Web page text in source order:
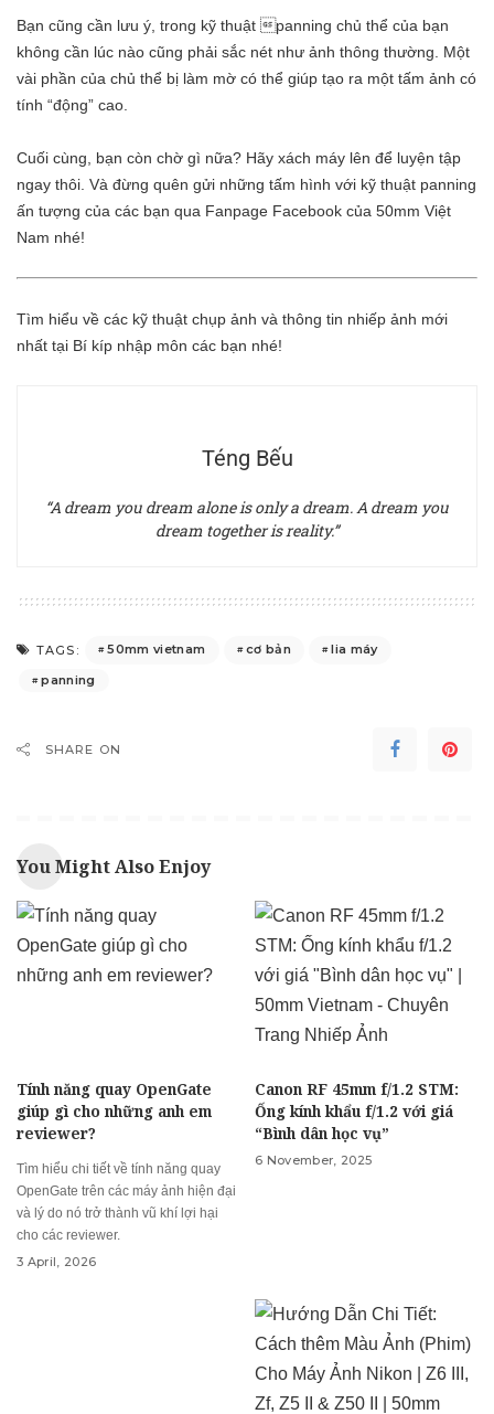
Bạn cũng cần lưu ý, trong kỹ thuật panning chủ thể của bạn
không cần lúc nào cũng phải sắc nét như ảnh thông thường. Một
vài phần của chủ thể bị làm mờ có thể giúp tạo ra một tấm ảnh có
tính “động” cao.
Cuối cùng, bạn còn chờ gì nữa? Hãy xách máy lên để luyện tập
ngay thôi. Và đừng quên gửi những tấm hình với kỹ thuật panning
ấn tượng của các bạn qua Fanpage Facebook của 50mm Việt
Nam nhé!
Tìm hiểu về các kỹ thuật chụp ảnh và thông tin nhiếp ảnh mới
nhất tại Bí kíp nhập môn các bạn nhé!
Téng Bếu
“A dream you dream alone is only a dream. A dream you
dream together is reality.”
TAGS: 50mm vietnam cơ bản
lia máy
panning
SHARE ON
You Might Also Enjoy
Tính năng quay OpenGate
giúp gì cho những anh em
reviewer?
Tìm hiểu chi tiết về tính năng quay
OpenGate trên các máy ảnh hiện đại
và lý do nó trở thành vũ khí lợi hại
cho các reviewer.
3 April, 2026
Canon RF 45mm f/1.2 STM:
Ống kính khẩu f/1.2 với giá
“Bình dân học vụ”
6 November, 2025